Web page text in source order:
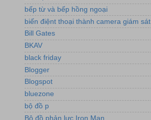
bếp từ và bếp hồng ngoại
biến điệnt thoại thành camera giám sát
Bill Gates
BKAV
black friday
Blogger
Blogspot
bluezone
bộ đồ p
Bộ đồ phản lực Iron Man